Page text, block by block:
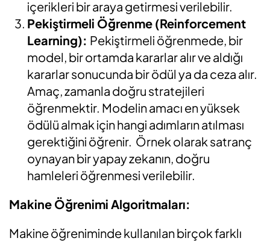
içerikleri bir araya getirmesi verilebilir.
Pekiştirmeli Öğrenme (Reinforcement
Learning): Pekiştirmeli öğrenmede, bir
model, bir ortamda kararlar alır ve aldığı
kararlar sonucunda bir ödül ya da ceza alır.
Amaç, zamanla doğru stratejileri
öğrenmektir. Modelin amacı en yüksek
ödülü almak için hangi adımların atılması
gerektiğini öğrenir. Örnek olarak satranç
oynayan bir yapay zekanın, doğru
hamleleri öğrenmesi verilebilir.
Makine Öğrenimi Algoritmaları:
Makine öğreniminde kullanılan birçok farklı